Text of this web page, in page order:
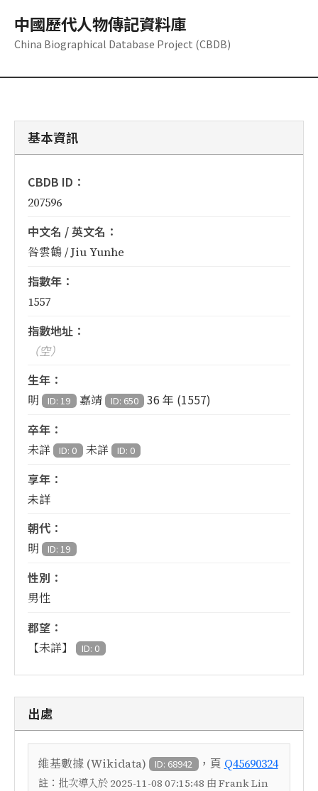
中國歷代人物傳記資料庫
China Biographical Database Project (CBDB)
基本資訊
CBDB ID：
207596
中文名 / 英文名：
咎雲鶴 / Jiu Yunhe
指數年：
1557
指數地址：
（空）
生年：
明 ID: 19 嘉靖 ID: 650
36 年 (1557)
卒年：
未詳 ID: 0 未詳 ID: 0
享年：
未詳
朝代：
明 ID: 19
性別：
男性
郡望：
【未詳】 ID: 0
出處
維基數據 (Wikidata) ID: 68942 ，頁 Q45690324
註： 批次導入於 2025-11-08 07:15:48 由 Frank Lin